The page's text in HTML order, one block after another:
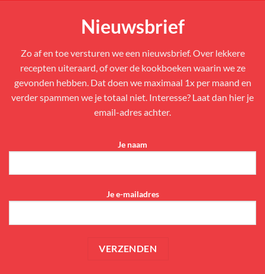
Nieuwsbrief
Zo af en toe versturen we een nieuwsbrief. Over lekkere
recepten uiteraard, of over de kookboeken waarin we ze
gevonden hebben. Dat doen we maximaal 1x per maand en
verder spammen we je totaal niet. Interesse? Laat dan hier je
email-adres achter.
Je naam
Je e-mailadres